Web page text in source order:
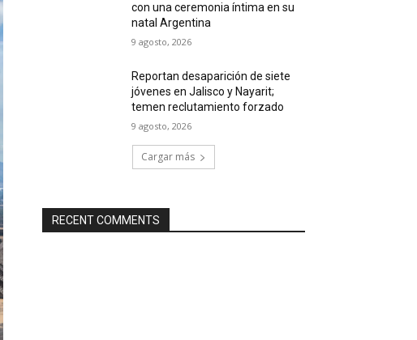
con una ceremonia íntima en su
natal Argentina
9 agosto, 2026
Reportan desaparición de siete
jóvenes en Jalisco y Nayarit;
temen reclutamiento forzado
9 agosto, 2026
Cargar más
RECENT COMMENTS